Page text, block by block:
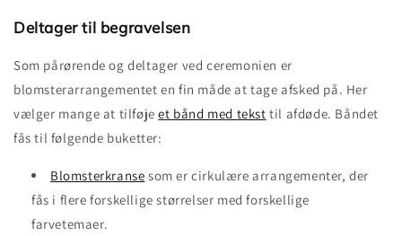
Deltager til begravelsen
Som pårørende og deltager ved ceremonien er
blomsterarrangementet en fin måde at tage afsked på. Her
vælger mange at tilføjeet bånd med tekst til afdøde. Båndet
fås til følgende buketter:
Blomsterkranse som er cirkulære arrangementer, der
fås i flere forskellige størrelser med forskellige
farvetemaer.